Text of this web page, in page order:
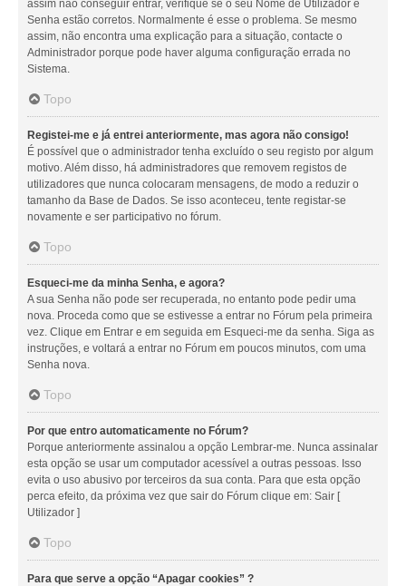
assim não conseguir entrar, verifique se o seu Nome de Utilizador e
Senha estão corretos. Normalmente é esse o problema. Se mesmo
assim, não encontra uma explicação para a situação, contacte o
Administrador porque pode haver alguma configuração errada no
Sistema.
Topo
Registei-me e já entrei anteriormente, mas agora não consigo!
É possível que o administrador tenha excluído o seu registo por algum
motivo. Além disso, há administradores que removem registos de
utilizadores que nunca colocaram mensagens, de modo a reduzir o
tamanho da Base de Dados. Se isso aconteceu, tente registar-se
novamente e ser participativo no fórum.
Topo
Esqueci-me da minha Senha, e agora?
A sua Senha não pode ser recuperada, no entanto pode pedir uma
nova. Proceda como que se estivesse a entrar no Fórum pela primeira
vez. Clique em Entrar e em seguida em Esqueci-me da senha. Siga as
instruções, e voltará a entrar no Fórum em poucos minutos, com uma
Senha nova.
Topo
Por que entro automaticamente no Fórum?
Porque anteriormente assinalou a opção Lembrar-me. Nunca assinalar
esta opção se usar um computador acessível a outras pessoas. Isso
evita o uso abusivo por terceiros da sua conta. Para que esta opção
perca efeito, da próxima vez que sair do Fórum clique em: Sair [
Utilizador ]
Topo
Para que serve a opção “Apagar cookies” ?